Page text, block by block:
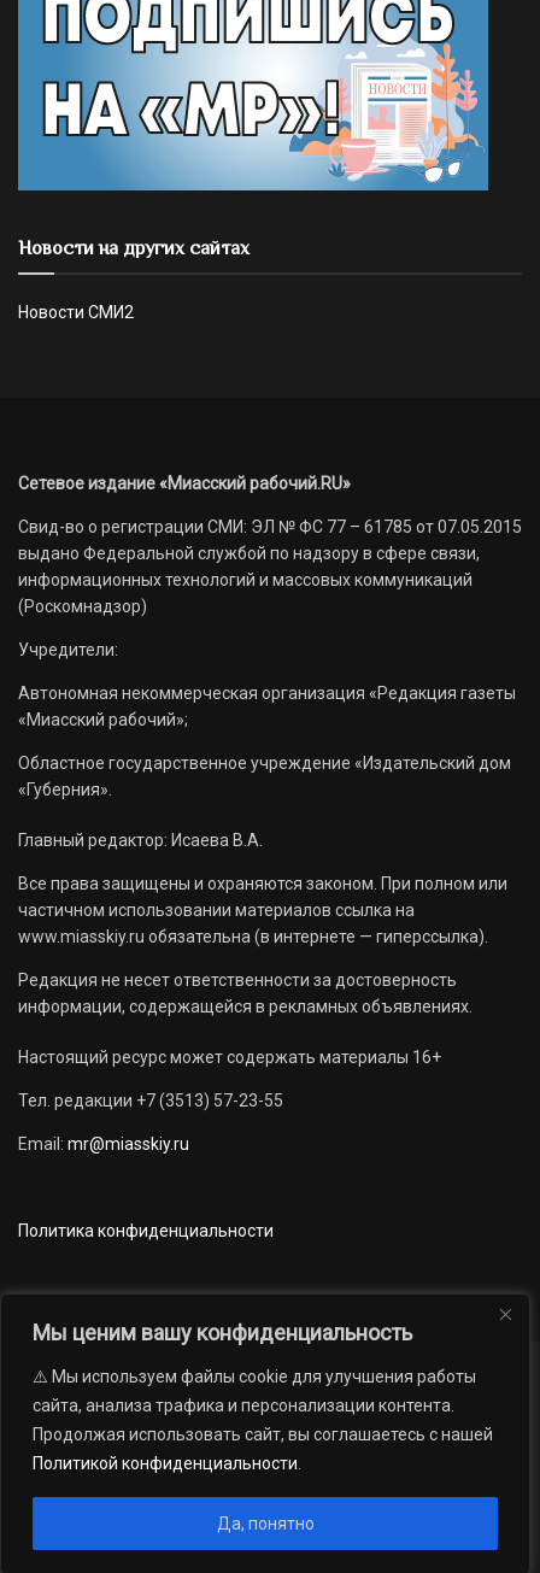
Мы ценим вашу конфиденциальность
⚠️ Мы используем файлы cookie для улучшения работы
сайта, анализа трафика и персонализации контента.
Продолжая использовать сайт, вы соглашаетесь с нашей
Политикой конфиденциальности
Да, понятно
Новости на других сайтах
Новости СМИ2
Сетевое издание «Миасский рабочий.RU»
Свид-во о регистрации СМИ: ЭЛ № ФС 77 – 61785 от 07.05.2015
выдано Федеральной службой по надзору в сфере связи,
информационных технологий и массовых коммуникаций
(Роскомнадзор)
Учредители:
Автономная некоммерческая организация «Редакция газеты
«Миасский рабочий»;
Областное государственное учреждение «Издательский дом
«Губерния».
Главный редактор: Исаева В.А.
Все права защищены и охраняются законом. При полном или
частичном использовании материалов ссылка на
www.miasskiy.ru обязательна (в интернете — гиперссылка).
Редакция не несет ответственности за достоверность
информации, содержащейся в рекламных объявлениях.
Настоящий ресурс может содержать материалы 16+
Тел. редакции +7 (3513) 57-23-55
Email: mr@miasskiy.ru
Политика конфиденциальности
Новости Наши проекты
Официально
АРХИВ
16+
газеты «Миасский рабочий»; Областное государственное учреждение
«Издательский дом «Губерния». Все права защищены.
Андрей Петрович Попов